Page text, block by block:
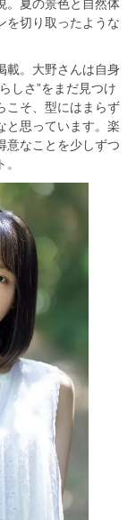
。夏の景色と自然体
を切り取ったような
載。大野さんは自身
しさ”をまだ見つけ
こそ、型にはまらず
と思っています。楽
意なことを少しずつ